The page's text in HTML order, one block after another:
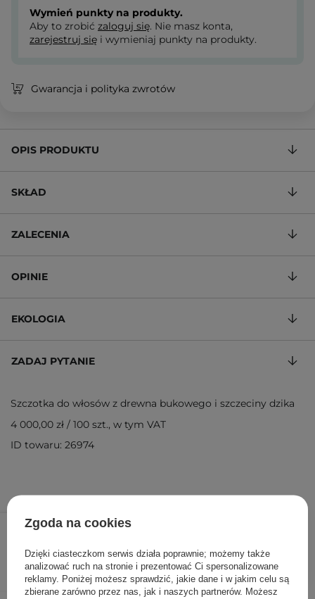
40,00 zł /szt.
DODAJ DO KOSZYKA
Wymień punkty na produkty.
Aby to zrobić zaloguj się. Nie masz konta,
zarejestruj się i wymieniaj punkty na produkty.
Gwarancja i polityka zwrotów
OPIS PRODUKTU
SKŁAD
ZALECENIA
OPINIE
EKOLOGIA
ZADAJ PYTANIE
Szczotka do włosów z drewna bukowego i szczeciny dzika
4 000,00 zł / 100 szt., w tym VAT
ID towaru: 26974
Zgoda na cookies
Dzięki ciasteczkom serwis działa poprawnie; możemy także
analizować ruch na stronie i prezentować Ci spersonalizowane
reklamy. Poniżej możesz sprawdzić, jakie dane i w jakim celu są
zbierane zarówno przez nas, jak i naszych partnerów. Możesz